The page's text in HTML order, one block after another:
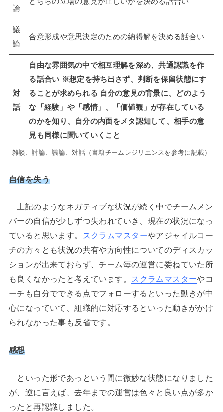
論
議
論
合意形成や意思決定のための納得解を決める話合い
対
話
自由な雰囲気の中で相互理解を深め、共通認識を作
る話合い ※想定を持ち出さず、判断を保留状態にす
ることが求められる 自分の意見の背景に、どのよう
な「経験」や「感情」、「価値観」が存在している
のかを知り、自分の内面をメタ認知して、相手の意
見も同様に聞いていくこと
雑談、討論、議論、対話（書籍チームレジリエンスを参考に記載）
自信を失う
上記のようなネガティブな状況が続く中でチームメン
バーの自信が少しずつ失われていき、現在の状況になっ
ていると思います。
スクラムマスターやアジャイルコー
チの方々とも状況の共有や方向性についてのディスカッ
ションが出来ておらず、チーム毎の運営に委ねていた所
も良くなかったと考えています。
スクラムマスターやコ
ーチも自分でできる点でフォローするといった動きが中
心になっていて、組織的に対応するといった動きがかけ
られなかった事も反省です。
感想
といった形であっという間に微妙な状態になりました
が、逆に言えば、去年までの運営は色々と良い点が多か
ったと再認識しました。